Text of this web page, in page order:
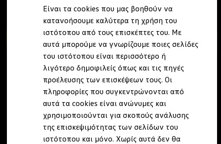
Είναι τα cookies που μας βοηθούν να
κατανοήσουμε καλύτερα τη χρήση του
ιστότοπου από τους επισκέπτες του. Με
αυτά μπορούμε να γνωρίζουμε ποιες σελίδες
του ιστότοπου είναι περισσότερο ή
λιγότερο δημοφιλείς όπως και τις πηγές
προέλευσης των επισκέψεων τους. Οι
πληροφορίες που συγκεντρώνονται από
αυτά τα cookies είναι ανώνυμες και
χρησιμοποιούνται για σκοπούς ανάλυσης
της επισκεψιμότητας των σελίδων του
ιστότοπου και μόνο. Χωρίς αυτά δεν θα
Χρηματοδότηση Auto Credit
Χρηματοδότηση Classic Credit
Καινοτόμες Τεχνολογίες
Ιδιοκτήτες και υπηρεσίες After Sales
myVolkswagen
Service και γνήσια ανταλλακτικά
Επιθεώρηση & ΚΤΕΟ
Επισκευές & έλεγχοι
Λιπαντικά κινητήρα και υγρά
Τροχοί και ελαστικά
Οδική Βοήθεια
Volkswagen Service
Ανταλλακτικά Volkswagen
Γνήσια αξεσουάρ Volkswagen
Γνήσια αξεσουάρ Volkswagen ειδικά για κάθε
Εσωτερική και εξωτερική προστασία